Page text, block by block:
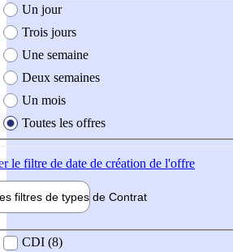
création de l'offre
Un jour
Trois jours
Une semaine
Deux semaines
Un mois
Toutes les offres
le filtre de date de création de l'offre
filtres de types de Contrat
contrat
CDI (8)